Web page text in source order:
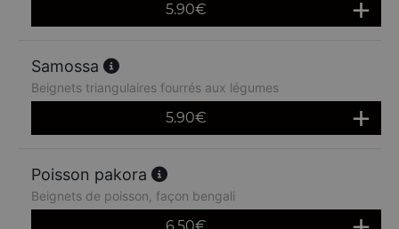
5.90€
Samossa
Beignets triangulaires fourrés aux légumes
5.90€
Poisson pakora
Beignets de poisson, façon bengali